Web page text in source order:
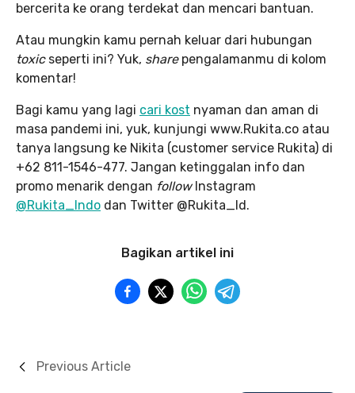
bercerita ke orang terdekat dan mencari bantuan.
Atau mungkin kamu pernah keluar dari hubungan
toxic seperti ini? Yuk, share pengalamanmu di kolom
komentar!
Bagi kamu yang lagi cari kost nyaman dan aman di
masa pandemi ini, yuk, kunjungi www.Rukita.co atau
tanya langsung ke Nikita (customer service Rukita) di
+62 811-1546-477. Jangan ketinggalan info dan
promo menarik dengan follow Instagram
@Rukita_Indo dan Twitter @Rukita_Id.
Bagikan artikel ini
Previous Article